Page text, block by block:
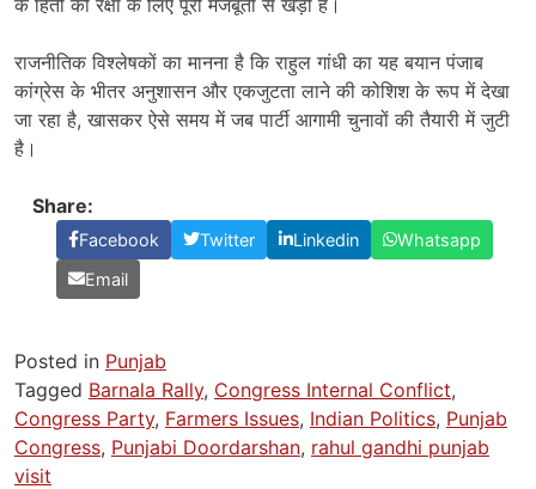
राजनीतिक विश्लेषकों का मानना है कि राहुल गांधी का यह बयान पंजाब
कांग्रेस के भीतर अनुशासन और एकजुटता लाने की कोशिश के रूप में देखा
जा रहा है, खासकर ऐसे समय में जब पार्टी आगामी चुनावों की तैयारी में जुटी
है।
Share:
Facebook Twitter Linkedin
Whatsapp
Email
Posted in Punjab
Tagged Barnala Rally, Congress Internal Conflict,
Congress Party, Farmers Issues, Indian Politics, Punjab
Congress, Punjabi Doordarshan, rahul gandhi punjab
visit